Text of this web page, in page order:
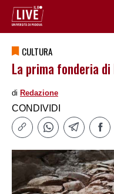
CULTURA
La prima fonderia di
di Redazione
CONDIVIDI